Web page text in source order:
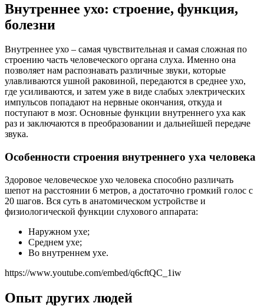
Внутреннее ухо: строение, функция,
болезни
Внутреннее ухо – самая чувствительная и самая сложная по
строению часть человеческого органа слуха. Именно она
позволяет нам распознавать различные звуки, которые
улавливаются ушной раковиной, передаются в среднее ухо,
где усиливаются, и затем уже в виде слабых электрических
импульсов попадают на нервные окончания, откуда и
поступают в мозг. Основные функции внутреннего уха как
раз и заключаются в преобразовании и дальнейшей передаче
звука.
Особенности строения внутреннего уха человека
Здоровое человеческое ухо человека способно различать
шепот на расстоянии 6 метров, а достаточно громкий голос с
20 шагов. Вся суть в анатомическом устройстве и
физиологической функции слухового аппарата:
Наружном ухе;
Среднем ухе;
Во внутреннем ухе.
https://www.youtube.com/embed/q6cftQC_1iw
Опыт других людей